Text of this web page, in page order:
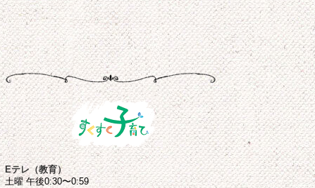
Eテレ（教育）
土曜 午後0:30〜0:59